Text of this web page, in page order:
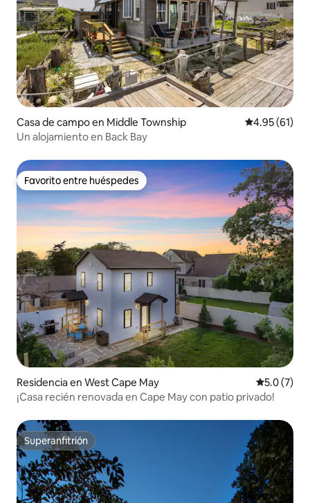
Casa de campo en Middle Township Calificación
4.95 (61)
Un alojamiento en Back Bay
Favorito entre huéspedes
Favorito entre huéspedes
Residencia en West Cape May
5.0 (7)
¡Casa recién renovada en Cape May con patio privado!
Superanfitrión
Superanfitrión